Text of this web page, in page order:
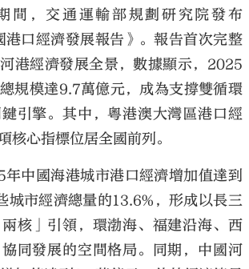
間，交通運輸部規劃研究院發布
港口經濟發展報告》。報告首次完整
港經濟發展全景，數據顯示，2025
規模達9.7萬億元，成為支撐雙循環
引擎。其中，粵港澳大灣區港口經
核心指標位居全國前列。
中國海港城市港口經濟增加值達到
城市經濟總量的13.6%，形成以長三
核」引領，環渤海、福建沿海、西
同發展的空間格局。同期，中國河